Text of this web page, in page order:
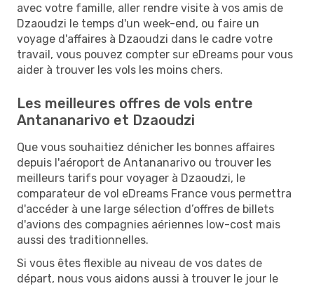
avec votre famille, aller rendre visite à vos amis de
Dzaoudzi le temps d'un week-end, ou faire un
voyage d'affaires à Dzaoudzi dans le cadre votre
travail, vous pouvez compter sur eDreams pour vous
aider à trouver les vols les moins chers.
Les meilleures offres de vols entre
Antananarivo et Dzaoudzi
Que vous souhaitiez dénicher les bonnes affaires
depuis l'aéroport de Antananarivo ou trouver les
meilleurs tarifs pour voyager à Dzaoudzi, le
comparateur de vol eDreams France vous permettra
d'accéder à une large sélection d’offres de billets
d'avions des compagnies aériennes low-cost mais
aussi des traditionnelles.
Si vous êtes flexible au niveau de vos dates de
départ, nous vous aidons aussi à trouver le jour le